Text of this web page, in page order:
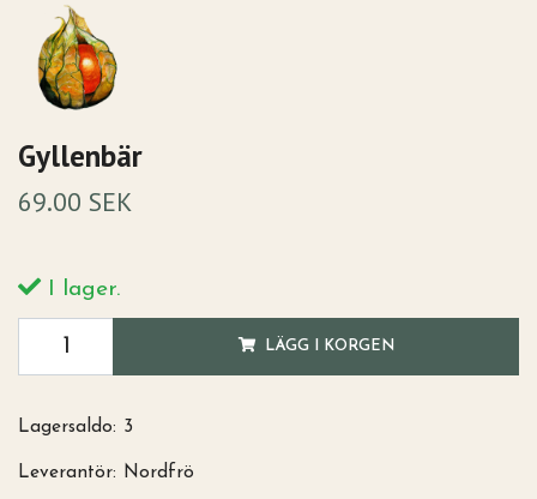
Gyllenbär
69.00 SEK
I lager.
LÄGG I KORGEN
Lagersaldo: 3
Leverantör: Nordfrö